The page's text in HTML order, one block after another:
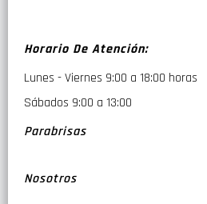
Horario De Atención:
Lunes - Viernes 9:00 a 18:00 horas
Sábados 9:00 a 13:00
Parabrisas
Nosotros